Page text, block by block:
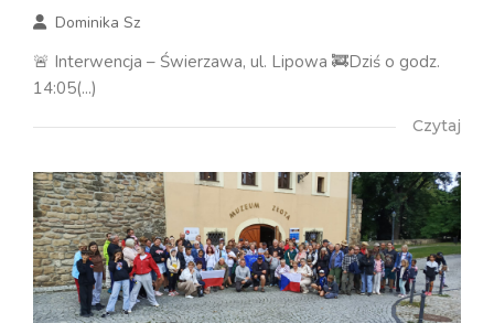
Dominika Sz
🚨 Interwencja – Świerzawa, ul. Lipowa 🚒Dziś o godz.
14:05(...)
Czytaj